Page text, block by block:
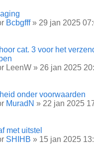
Bcbgfff» 29 jan 2025
cat. 3 voor het
LeenW » 26 jan 2025
onder voorwaarden
MuradN » 22 jan 2025
met uitstel
SHIHB » 15 jan 2025